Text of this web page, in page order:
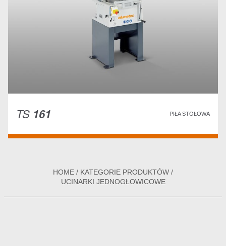
TS 161 PIŁA STOŁOWA
HOME / KATEGORIE PRODUKTÓW /
UCINARKI JEDNOGŁOWICOWE